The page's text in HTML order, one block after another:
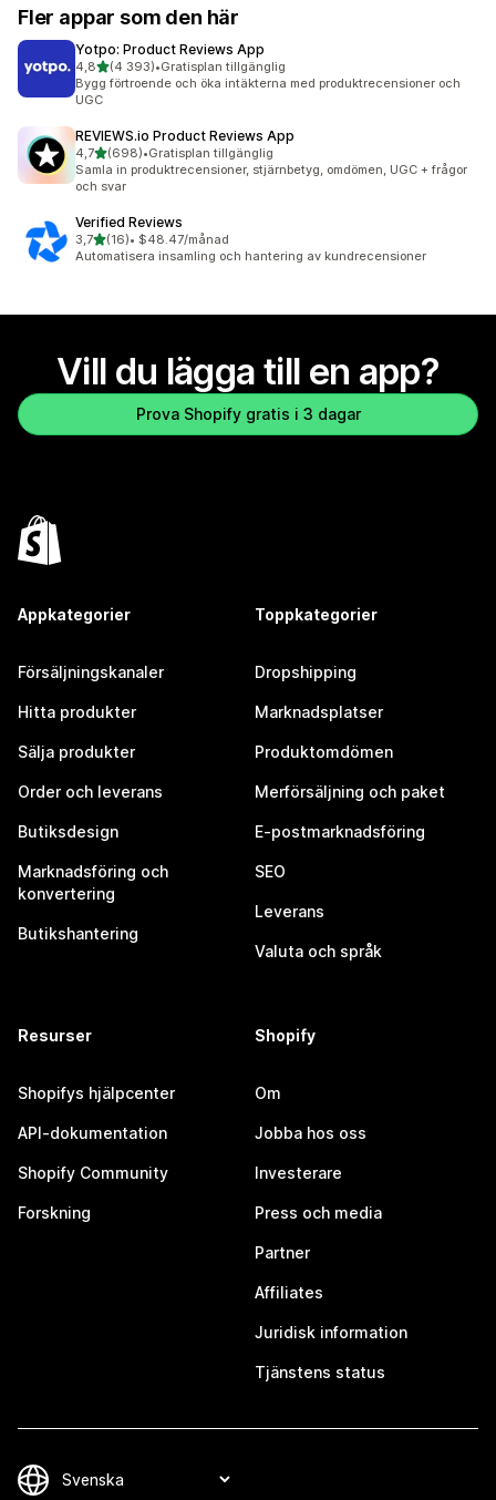
Fler appar som den här
Yotpo: Product Reviews App
4,8av 5 stjärnor
(4 393)
4393 recensioner totalt
•Gratisplan tillgänglig
Bygg förtroende och öka intäkterna med produktrecensioner och
UGC
REVIEWS.io Product Reviews App
4,7av 5 stjärnor
(698)
698 recensioner totalt
•Gratisplan tillgänglig
Samla in produktrecensioner, stjärnbetyg, omdömen, UGC + frågor
och svar
Verified Reviews
3,7av 5 stjärnor
(16)
16 recensioner totalt
• $48.47/månad
Automatisera insamling och hantering av kundrecensioner
Vill du lägga till en app?
Prova Shopify gratis i 3 dagar
Appkategorier
Försäljningskanaler
Hitta produkter
Sälja produkter
Order och leverans
Butiksdesign
Marknadsföring och
konvertering
Butikshantering
Toppkategorier
Dropshipping
Marknadsplatser
Produktomdömen
Merförsäljning och paket
E-postmarknadsföring
SEO
Leverans
Valuta och språk
Resurser
Shopifys hjälpcenter
API-dokumentation
Shopify Community
Forskning
Shopify
Om
Jobba hos oss
Investerare
Press och media
Partner
Affiliates
Juridisk information
Tjänstens status